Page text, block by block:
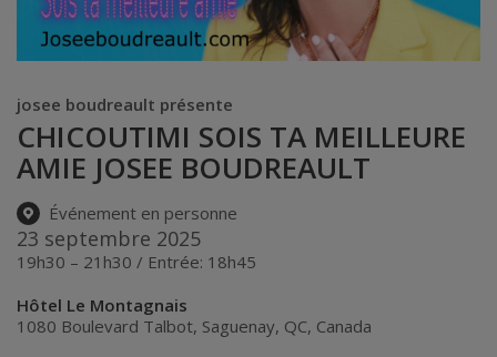
josee boudreault présente
CHICOUTIMI SOIS TA MEILLEURE
AMIE JOSEE BOUDREAULT
Événement en personne
23 septembre 2025
19h30 – 21h30 / Entrée: 18h45
Hôtel Le Montagnais
1080 Boulevard Talbot, Saguenay, QC, Canada